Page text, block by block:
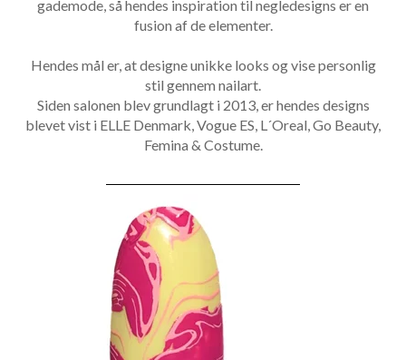
gademode, så hendes inspiration til negledesigns er en
fusion af de elementer.
Hendes mål er, at designe unikke looks og vise personlig
stil gennem nailart.
Siden salonen blev grundlagt i 2013, er hendes designs
blevet vist i ELLE Denmark, Vogue ES, L´Oreal, Go Beauty,
Femina & Costume.